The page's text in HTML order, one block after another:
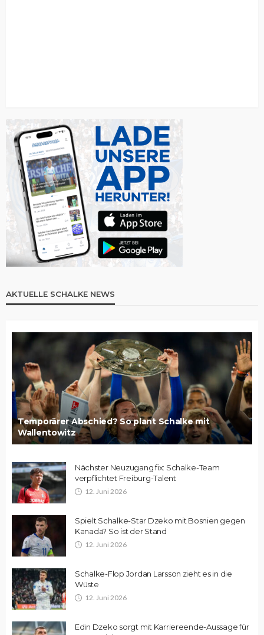
AKTUELLE SCHALKE NEWS
Temporärer Abschied? So plant Schalke mit
Wallentowitz
Nächster Neuzugang fix: Schalke-Team
verpflichtet Freiburg-Talent
12. Juni 2026
Spielt Schalke-Star Dzeko mit Bosnien gegen
Kanada? So ist der Stand
12. Juni 2026
Schalke-Flop Jordan Larsson zieht es in die
Wüste
12. Juni 2026
Edin Dzeko sorgt mit Karriereende-Aussage für